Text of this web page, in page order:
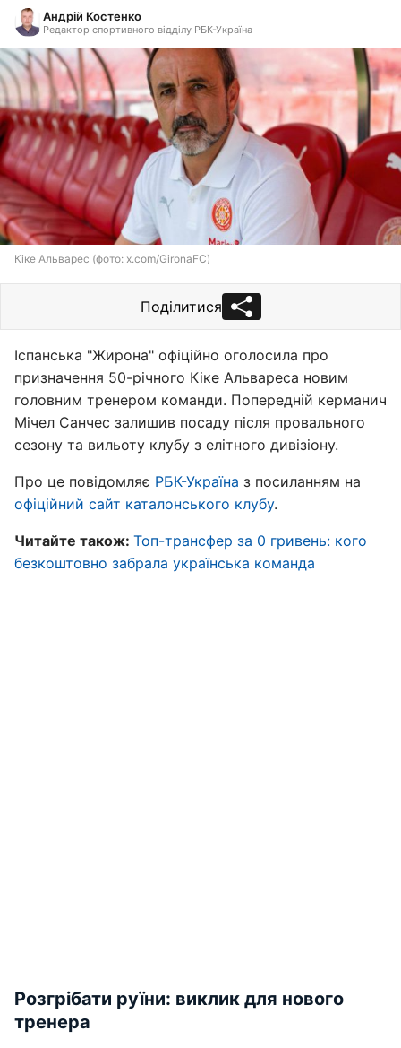
Андрій Костенко
Редактор спортивного відділу РБК-Україна
Кіке Альварес (фото: x.com/GironaFC)
Поділитися
Іспанська "Жирона" офіційно оголосила про
призначення 50-річного Кіке Альвареса новим
головним тренером команди. Попередній керманич
Мічел Санчес залишив посаду після провального
сезону та вильоту клубу з елітного дивізіону.
Про це повідомляє РБК-Україна з посиланням на
офіційний сайт каталонського клубу.
Читайте також: Топ-трансфер за 0 гривень: кого
безкоштовно забрала українська команда
Розгрібати руїни: виклик для нового
тренера